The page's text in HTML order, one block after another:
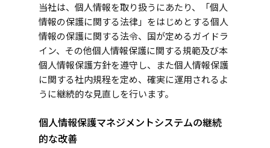
当社は、個人情報を取り扱うにあたり、「個人
情報の保護に関する法律」をはじめとする個人
情報の保護に関する法令、国が定めるガイドラ
イン、その他個人情報保護に関する規範及び本
個人情報保護方針を遵守し、また個人情報保護
に関する社内規程を定め、確実に運用されるよ
うに継続的な見直しを行います。
個人情報保護マネジメントシステムの継続
的な改善